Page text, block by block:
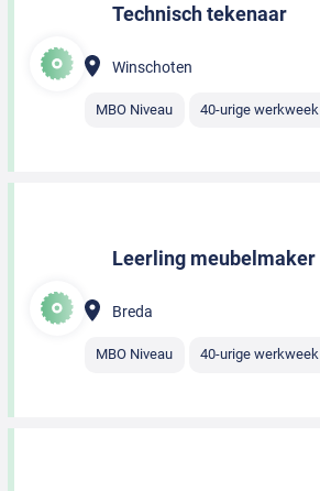
Technisch tekenaar
Winschoten
MBO Niveau 40-urige werkweek
Leerling meubelmaker
Breda
MBO Niveau 40-urige werkweek